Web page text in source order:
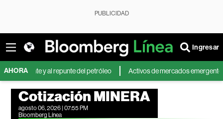
PUBLICIDAD
Ingresar
AHORAy al repunte del petróleo Activos de mercados emergentes caen
Cotización MINERA
agosto 06, 2026 | 07:55 PM
Bloomberg Línea